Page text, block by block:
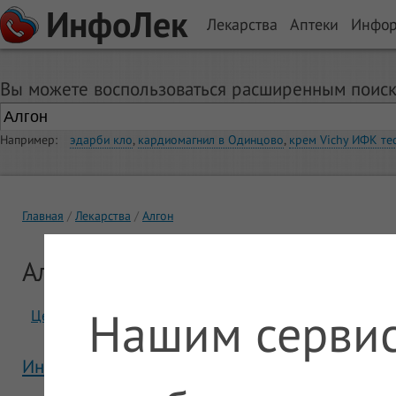
ИнфоЛек Лекарства Аптеки
Вы можете воспользоваться расширенным
Например: эдарби кло, кардиомагнил в Одинцово, крем Vichy ИФК
Главная Лекарства Алгон
Алгон
Цены Отзывы
Инструкция Алгон
Нашим